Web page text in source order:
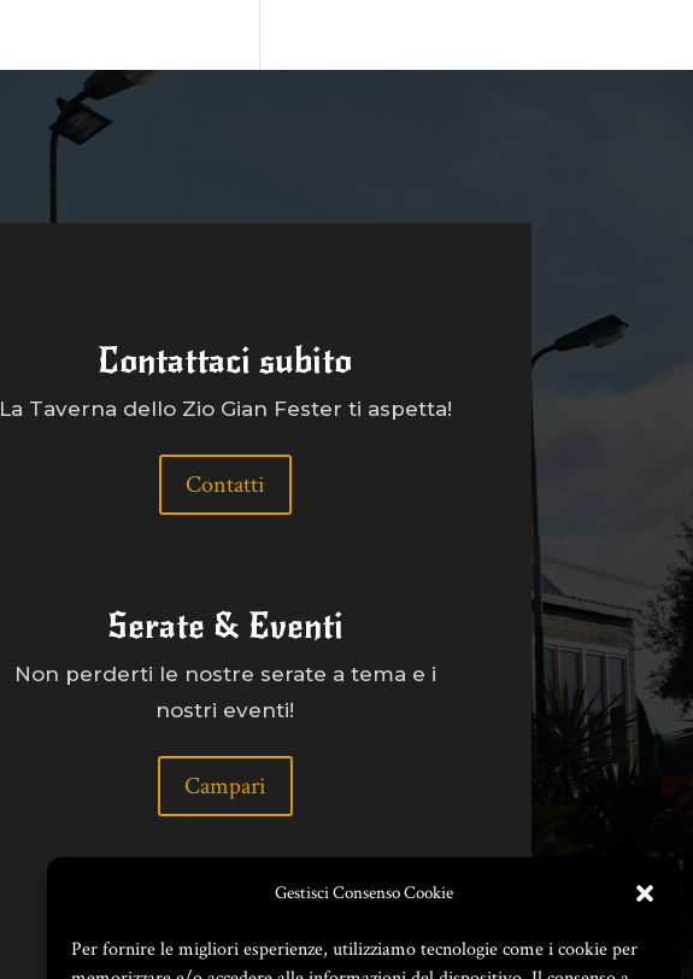
Gestisci Consenso Cookie
Per fornire le migliori esperienze, utilizziamo tecnologie come i cookie per
Contattaci subito
La Taverna dello Zio Gian Fester ti aspetta!
Contatti
Serate & Eventi
Non perderti le nostre serate a tema e i
nostri eventi!
Campari